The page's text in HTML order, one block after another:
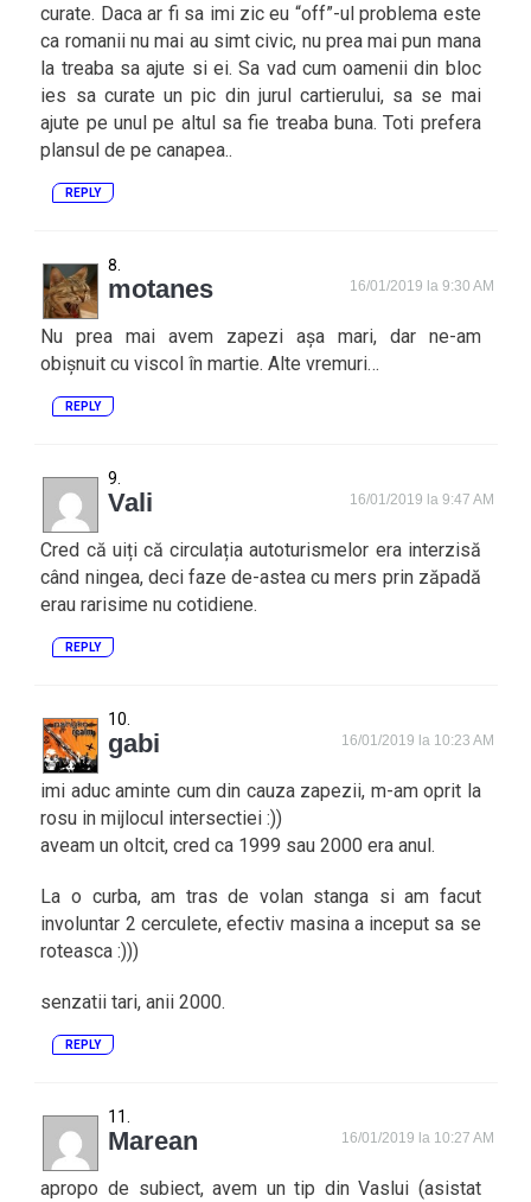
curate. Daca ar fi sa imi zic eu “off”-ul problema este
ca romanii nu mai au simt civic, nu prea mai pun mana
la treaba sa ajute si ei. Sa vad cum oamenii din bloc
ies sa curate un pic din jurul cartierului, sa se mai
ajute pe unul pe altul sa fie treaba buna. Toti prefera
plansul de pe canapea..
REPLY
motanes 16/01/2019 la 9:30 AM
Nu prea mai avem zapezi așa mari, dar ne-am
obișnuit cu viscol în martie. Alte vremuri…
REPLY
Vali 16/01/2019 la 9:47 AM
Cred că uiți că circulația autoturismelor era interzisă
când ningea, deci faze de-astea cu mers prin zăpadă
erau rarisime nu cotidiene.
REPLY
gabi 16/01/2019 la 10:23 AM
imi aduc aminte cum din cauza zapezii, m-am oprit la
rosu in mijlocul intersectiei :))
aveam un oltcit, cred ca 1999 sau 2000 era anul.
La o curba, am tras de volan stanga si am facut
involuntar 2 cerculete, efectiv masina a inceput sa se
roteasca :)))
senzatii tari, anii 2000.
REPLY
Marean 16/01/2019 la 10:27 AM
apropo de subiect, avem un tip din Vaslui (asistat